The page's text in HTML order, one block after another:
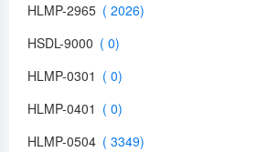
HLMP-2965
HSDL-9000
HLMP-0301
HLMP-0401
HLMP-0504